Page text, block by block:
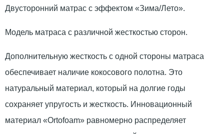
Двусторонний матрас с эффектом «Зима/Лето».
Модель матраса с различной жесткостью сторон.
Дополнительную жесткость с одной стороны матраса
обеспечивает наличие кокосового полотна. Это
натуральный материал, который на долгие годы
сохраняет упругость и жесткость. Инновационный
материал «Ortofoam» равномерно распределяет